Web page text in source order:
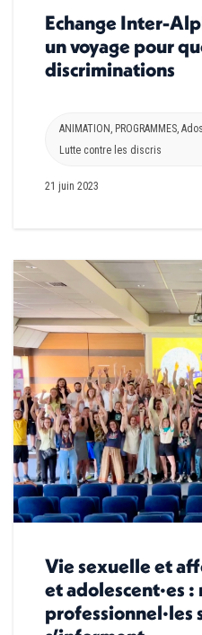
Echange Inter-
un voyage pour
discriminations
ANIMATION PROGRAMMES Ados
Lutte contre les discris
21 juin 2023
Vie sexuelle et
et adolescent·es :
professionnel·les